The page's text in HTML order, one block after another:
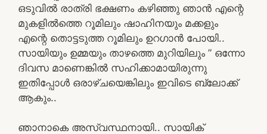
ഒടുവിൽ രാത്രി ഭക്ഷണം കഴിഞ്ഞു ഞാൻ എന്റെ
മുകളിൽത്തെ റൂമിലും ഷാഹിനയും മക്കളും
എന്റെ തൊട്ടടുത്ത റൂമിലും ഉറഗാൻ പോയി..
സായിയും ഉമ്മയും താഴത്തെ മുറിയിലും ” ഒന്നോ
ദിവസ മാണെങ്കിൽ സഹിക്കാമായിരുന്നു
ഇതിപ്പോൾ ഒരാഴ്ചയെങ്കിലും ഇവിടെ ബ്ലോക്ക്
ആകും..
ഞാനാകെ അസ്വസ്ഥനായി.. സായിക്